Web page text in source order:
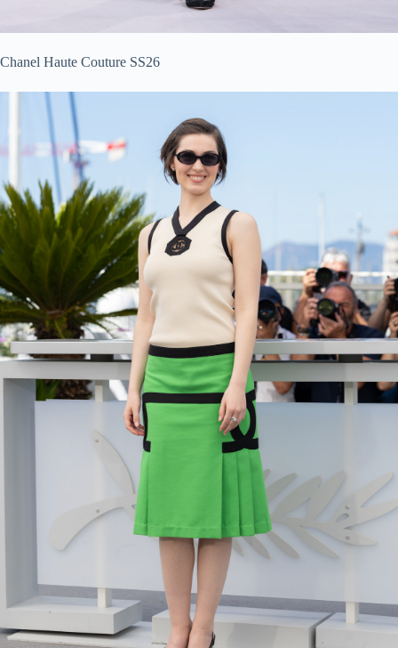
Chanel Haute Couture SS26